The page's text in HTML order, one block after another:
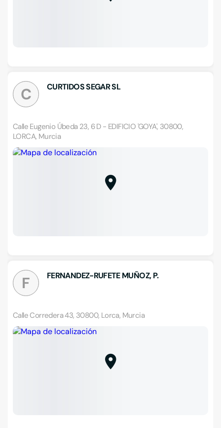
C CURTIDOS SEGAR SL
Calle Eugenio Úbeda 23, 6 D - EDIFICIO 'GOYA', 30800,
LORCA, Murcia
F FERNANDEZ-RUFETE MUÑOZ, P.
Calle Corredera 43, 30800, Lorca, Murcia